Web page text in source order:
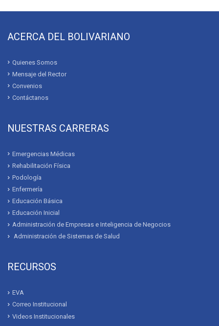
ACERCA DEL BOLIVARIANO
Quienes Somos
Mensaje del Rector
Convenios
Contáctanos
NUESTRAS CARRERAS
Emergencias Médicas
Rehabilitación Física
Podología
Enfermería
Educación Básica
Educación Inicial
Administración de Empresas e Inteligencia de Negocios
Administración de Sistemas de Salud
RECURSOS
EVA
Correo Institucional
Videos Institucionales